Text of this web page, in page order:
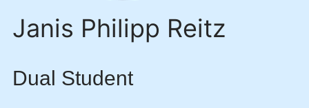
Janis Philipp Reitz
Dual Student